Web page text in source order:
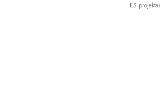
ES projektai